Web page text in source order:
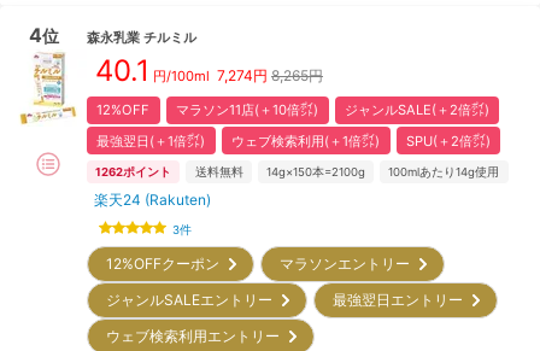
4位 森永乳業 チルミル
40.1 円/100ml 7,274円 8,265円
12%OFF マラソン11店(＋10倍㌽)
ジャンルSALE(＋2倍㌽)
最強翌日(＋1倍㌽)
ウェブ検索利用(＋1倍㌽) SPU(＋2倍㌽)
1262ポイント 送料無料 14g×150本=2100g 100mlあたり14g使用
楽天24 (Rakuten)
3件
12%OFFクーポン
マラソンエントリー
ジャンルSALEエントリー
最強翌日エントリー
ウェブ検索利用エントリー